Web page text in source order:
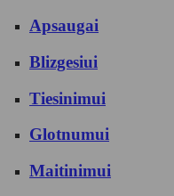
Apsaugai
Blizgesiui
Tiesinimui
Glotnumui
Maitinimui